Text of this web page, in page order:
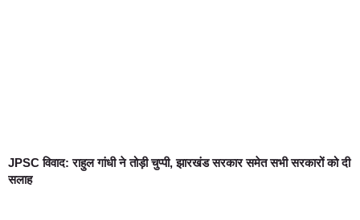
JPSC विवाद: राहुल गांधी ने तोड़ी चुप्पी, झारखंड सरकार समेत सभी सरकारों को दी
सलाह